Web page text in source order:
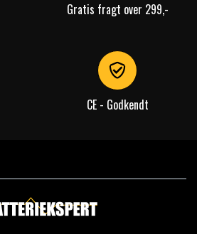
Gratis fragt over 299,-
CE - Godkendt